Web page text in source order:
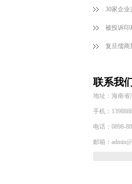
30家企业
被投诉印
复旦儒商
联系我们
地址：海南省
手机：
电话：0898-
邮箱：